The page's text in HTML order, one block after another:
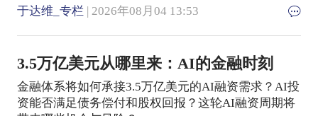
于达维_专栏 | 2026年08月04 13:53
3.5万亿美元从哪里来：AI的金融时刻
金融体系将如何承接3.5万亿美元的AI融资需求？AI投
资能否满足债务偿付和股权回报？这轮AI融资周期将